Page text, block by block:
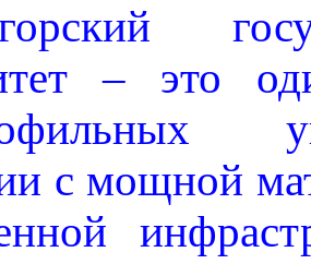
– это
с мощной